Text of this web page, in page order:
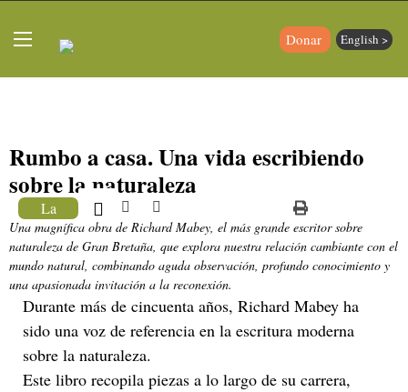
Donar English >
Rumbo a casa. Una vida escribiendo
sobre la naturaleza
La
Librería
Una magnífica obra de Richard Mabey, el más grande escritor sobre
naturaleza de Gran Bretaña, que explora nuestra relación cambiante con el
mundo natural, combinando aguda observación, profundo conocimiento y
una apasionada invitación a la reconexión.
Durante más de cincuenta años, Richard Mabey ha
sido una voz de referencia en la escritura moderna
sobre la naturaleza.
Este libro recopila piezas a lo largo de su carrera,